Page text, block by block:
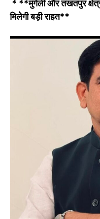
* **मुंगेली और तखतपुर क्षेत्र
मिलेगी बड़ी राहत**